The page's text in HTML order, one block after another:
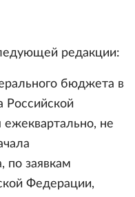
редакции:
бюджета в
не
по заявкам
Федерации,